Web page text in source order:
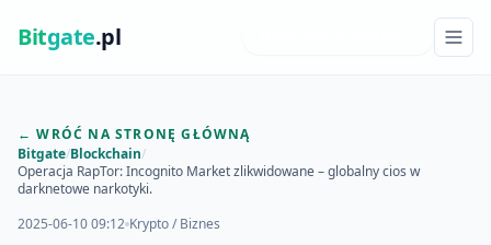
Bitgate.pl
← WRÓĆ NA STRONĘ GŁÓWNĄ
Bitgate/Blockchain/
Operacja RapTor: Incognito Market zlikwidowane – globalny cios w
darknetowe narkotyki.
2025-06-10 09:12 Krypto / Biznes